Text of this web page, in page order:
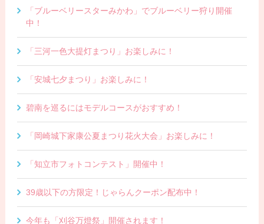
「ブルーベリースターみかわ」でブルーベリー狩り開催
中！
「三河一色大提灯まつり」お楽しみに！
「安城七夕まつり」お楽しみに！
碧南を巡るにはモデルコースがおすすめ！
「岡崎城下家康公夏まつり花火大会」お楽しみに！
「知立市フォトコンテスト」開催中！
39歳以下の方限定！じゃらんクーポン配布中！
今年も「刈谷万燈祭」開催されます！